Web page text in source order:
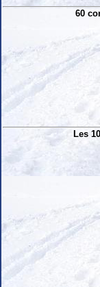
60
Les